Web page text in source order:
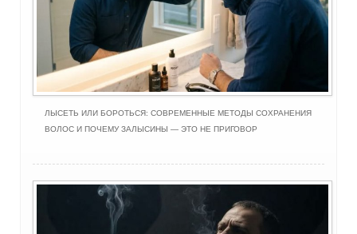
ЛЫСЕТЬ ИЛИ БОРОТЬСЯ: СОВРЕМЕННЫЕ МЕТОДЫ СОХРАНЕНИЯ
ВОЛОС И ПОЧЕМУ ЗАЛЫСИНЫ — ЭТО НЕ ПРИГОВОР